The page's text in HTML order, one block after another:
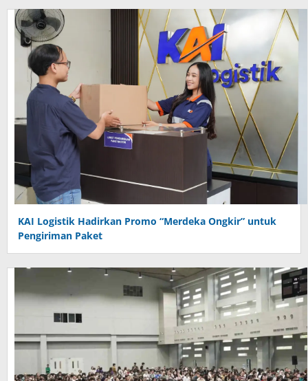
KAI Logistik Hadirkan Promo “Merdeka Ongkir” untuk
Pengiriman Paket